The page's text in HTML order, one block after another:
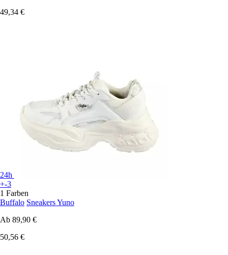
49,34 €
24h
+-3
1 Farben
Buffalo Sneakers Yuno
Ab 89,90 €
50,56 €